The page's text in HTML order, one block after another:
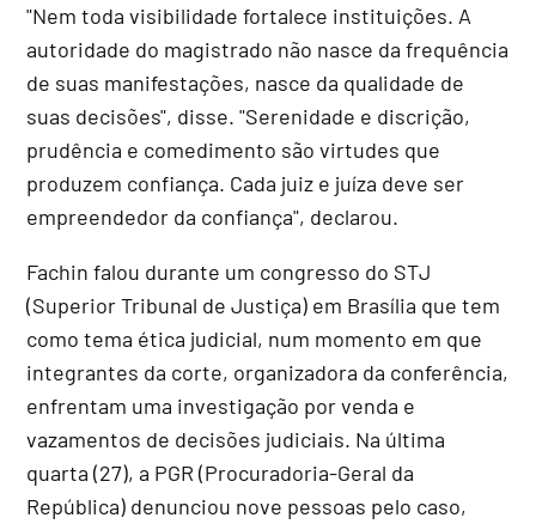
"Nem toda visibilidade fortalece instituições. A
autoridade do magistrado não nasce da frequência
de suas manifestações, nasce da qualidade de
suas decisões", disse. "Serenidade e discrição,
prudência e comedimento são virtudes que
produzem confiança. Cada juiz e juíza deve ser
empreendedor da confiança", declarou.
Fachin falou durante um congresso do STJ
(Superior Tribunal de Justiça) em Brasília que tem
como tema ética judicial, num momento em que
integrantes da corte, organizadora da conferência,
enfrentam uma investigação por venda e
vazamentos de decisões judiciais. Na última
quarta (27), a PGR (Procuradoria-Geral da
República) denunciou nove pessoas pelo caso,